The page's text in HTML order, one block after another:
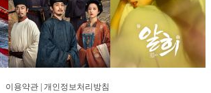
이용약관 개인정보처리방침